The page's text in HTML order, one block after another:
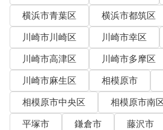
横浜市青葉区
横浜市都筑区
川崎市川崎区
川崎市幸区
川崎市高津区
川崎市多摩区
川崎市麻生区
相模原市
相模原市中央区
相模原市南
平塚市
鎌倉市 藤沢市